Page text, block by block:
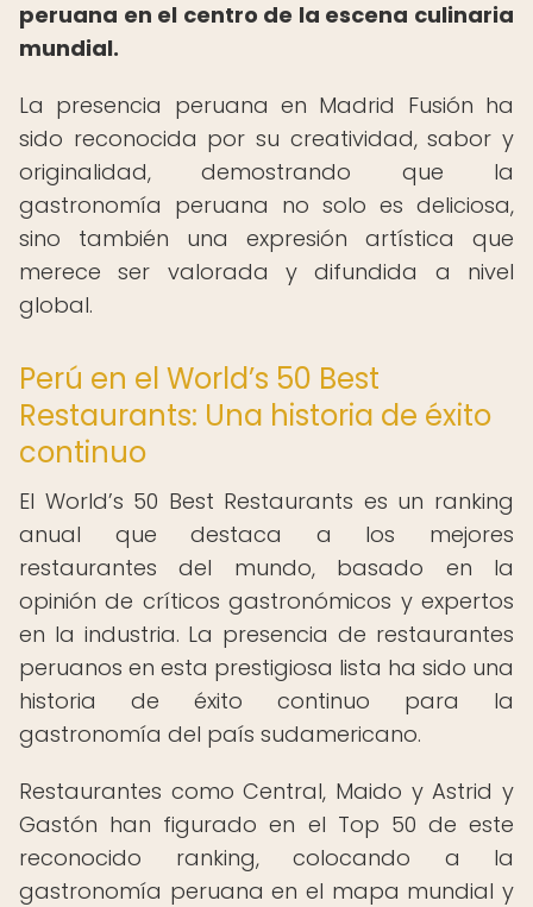
peruana en el centro de la escena culinaria
mundial.
La presencia peruana en Madrid Fusión ha
sido reconocida por su creatividad, sabor y
originalidad, demostrando que la
gastronomía peruana no solo es deliciosa,
sino también una expresión artística que
merece ser valorada y difundida a nivel
global.
Perú en el World’s 50 Best
Restaurants: Una historia de éxito
continuo
El World’s 50 Best Restaurants es un ranking
anual que destaca a los mejores
restaurantes del mundo, basado en la
opinión de críticos gastronómicos y expertos
en la industria. La presencia de restaurantes
peruanos en esta prestigiosa lista ha sido una
historia de éxito continuo para la
gastronomía del país sudamericano.
Restaurantes como Central, Maido y Astrid y
Gastón han figurado en el Top 50 de este
reconocido ranking, colocando a la
gastronomía peruana en el mapa mundial y